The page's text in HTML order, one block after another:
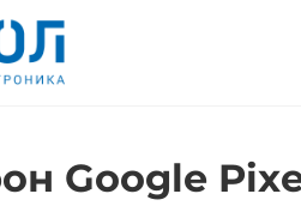
Google